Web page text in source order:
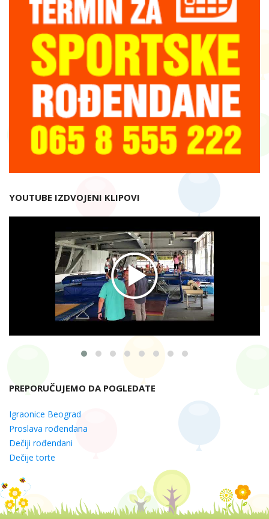
YOUTUBE IZDVOJENI KLIPOVI
PREPORUČUJEMO DA POGLEDATE
Igraonice Beograd
Proslava rođendana
Dečiji rođendani
Dečije torte